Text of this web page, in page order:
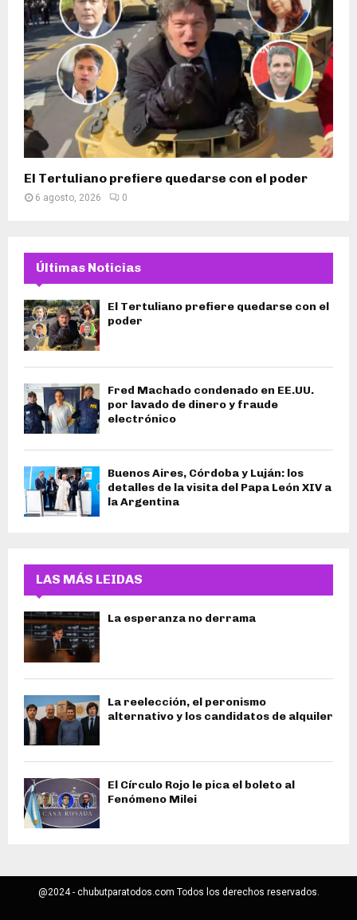
El Tertuliano prefiere quedarse con el poder
6 agosto, 2026 0
Últimas Noticias
El Tertuliano prefiere quedarse con el
poder
Fred Machado condenado en EE.UU.
por lavado de dinero y fraude
electrónico
Buenos Aires, Córdoba y Luján: los
detalles de la visita del Papa León XIV a
la Argentina
LAS MÁS LEIDAS
La esperanza no derrama
La reelección, el peronismo
alternativo y los candidatos de alquiler
El Círculo Rojo le pica el boleto al
Fenómeno Milei
@2024 - chubutparatodos.com Todos los derechos reservados.